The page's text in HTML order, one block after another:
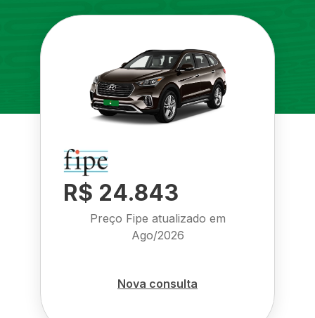
R$ 24.843
Preço Fipe atualizado em
Ago/2026
Nova consulta